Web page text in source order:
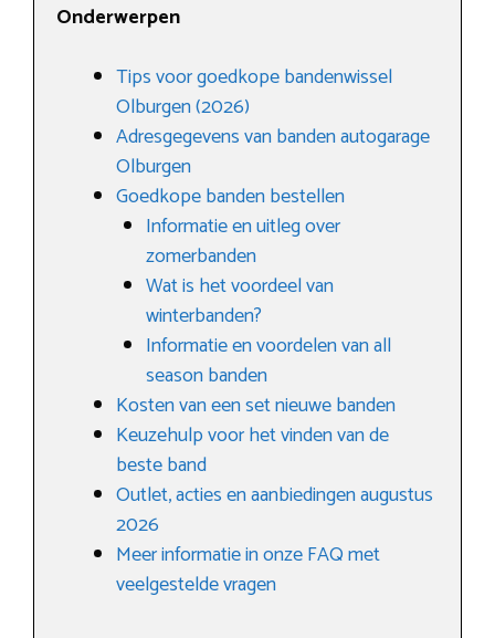
Onderwerpen
Tips voor goedkope bandenwissel
Olburgen (2026)
Adresgegevens van banden autogarage
Olburgen
Goedkope banden bestellen
Informatie en uitleg over
zomerbanden
Wat is het voordeel van
winterbanden?
Informatie en voordelen van all
season banden
Kosten van een set nieuwe banden
Keuzehulp voor het vinden van de
beste band
Outlet, acties en aanbiedingen augustus
2026
Meer informatie in onze FAQ met
veelgestelde vragen